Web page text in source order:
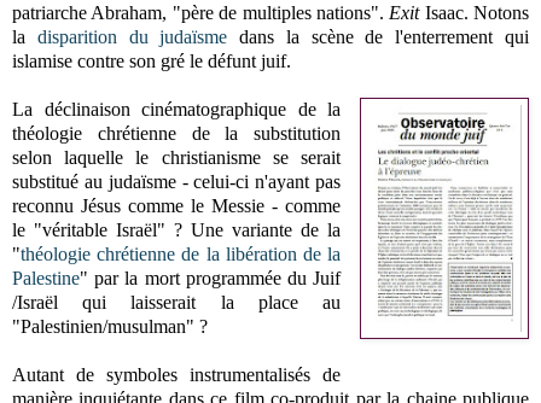
patriarche Abraham, "père de multiples nations". Exit Isaac. Notons
la disparition du judaïsme dans la scène de l'enterrement qui
islamise contre son gré le défunt juif.
La déclinaison cinématographique de la
théologie chrétienne de la substitution
selon laquelle le christianisme se serait
substitué au judaïsme - celui-ci n'ayant pas
reconnu Jésus comme le Messie - comme
le "véritable Israël" ? Une variante de la
"théologie chrétienne de la libération de la
Palestine" par la mort programmée du Juif
/Israël qui laisserait la place au
"Palestinien/musulman" ?
Autant de symboles instrumentalisés de
manière inquiétante dans ce film co-produit par la chaine publique